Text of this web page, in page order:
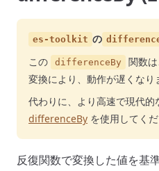
es-toolkit の
この
differenceBy
関数
変換により、動作が遅くなり
代わりに、より高速で現代的
differenceBy を使用してくだ
反復関数で変換した値を基